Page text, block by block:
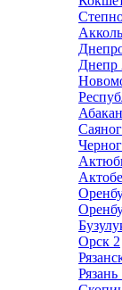
Акколь
Днепр
Абакан
Актобе
Орск 2
Рязань